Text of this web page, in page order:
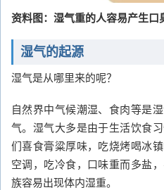
资料图：湿气重的人容易产生口
湿气的起源
湿气是从哪里来的呢？
自然界中气候潮湿、食肉等是
气。湿气大多是由于生活饮食
们喜食膏粱厚味，吃烧烤喝冰
空调，吃冷食，口味重而多盐
族容易出现体内湿重。